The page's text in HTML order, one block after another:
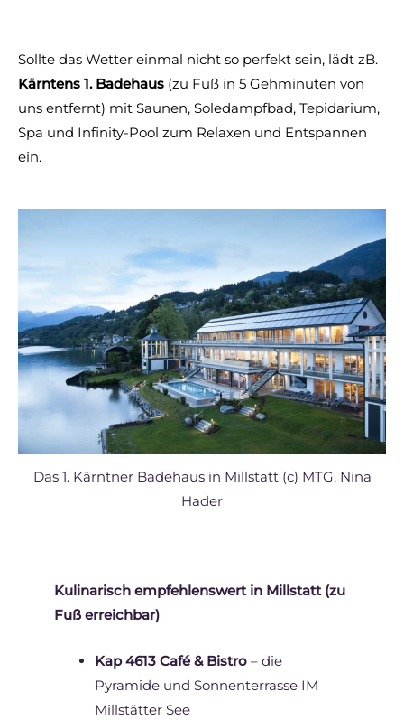
Sollte das Wetter einmal nicht so perfekt sein, lädt zB.
Kärntens 1. Badehaus (zu Fuß in 5 Gehminuten von
uns entfernt) mit Saunen, Soledampfbad, Tepidarium,
Spa und Infinity-Pool zum Relaxen und Entspannen
ein.
Das 1. Kärntner Badehaus in Millstatt (c) MTG, Nina
Hader
Kulinarisch empfehlenswert in Millstatt (zu
Fuß erreichbar)
Kap 4613 Café & Bistro – die
Pyramide und Sonnenterrasse IM
Millstätter See